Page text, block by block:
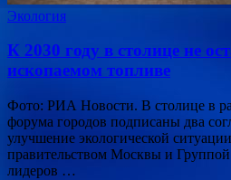
Экология
К 2030 году в столице не
ископаемом топливе
Фото: РИА Новости. В столице в
форума городов подписаны два
улучшение экологической
правительством Москвы и
лидеров …